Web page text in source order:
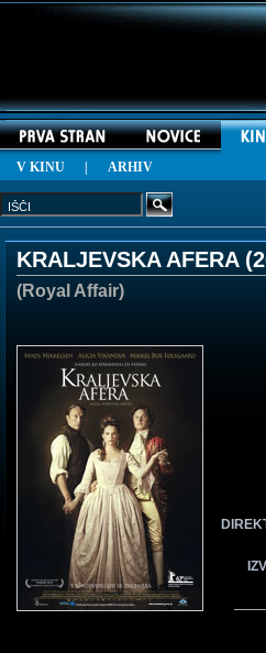
V KINU ARHIV
KRALJEVSKA AFERA (
(Royal Affair)